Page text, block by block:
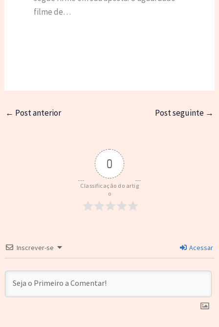
filme de…
← Post anterior Post seguinte →
0
Classificação do artig
o
Inscrever-se Acessar